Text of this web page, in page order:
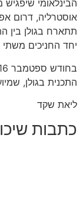
אוסטרליה, דרום
יחד החניכים משתי
התכנית בגולן,
ליאת שקד
כתבות